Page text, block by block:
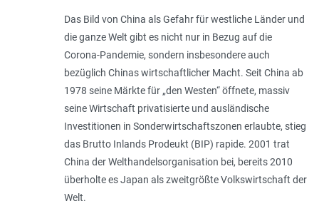
Das Bild von China als Gefahr für westliche Länder und
die ganze Welt gibt es nicht nur in Bezug auf die
Corona-Pandemie, sondern insbesondere auch
bezüglich Chinas wirtschaftlicher Macht. Seit China ab
1978 seine Märkte für „den Westen“ öffnete, massiv
seine Wirtschaft privatisierte und ausländische
Investitionen in Sonderwirtschaftszonen erlaubte, stieg
das Brutto Inlands Prodeukt (BIP) rapide. 2001 trat
China der Welthandelsorganisation bei, bereits 2010
überholte es Japan als zweitgrößte Volkswirtschaft der
Welt.